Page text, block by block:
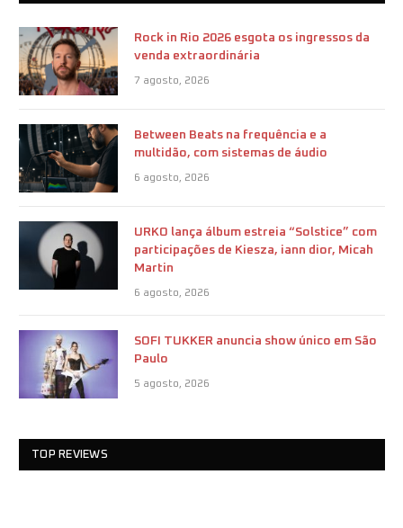
Rock in Rio 2026 esgota os ingressos da
venda extraordinária
7 agosto, 2026
Between Beats na frequência e a
multidão, com sistemas de áudio
6 agosto, 2026
URKO lança álbum estreia “Solstice” com
participações de Kiesza, iann dior, Micah
Martin
6 agosto, 2026
SOFI TUKKER anuncia show único em São
Paulo
5 agosto, 2026
TOP REVIEWS